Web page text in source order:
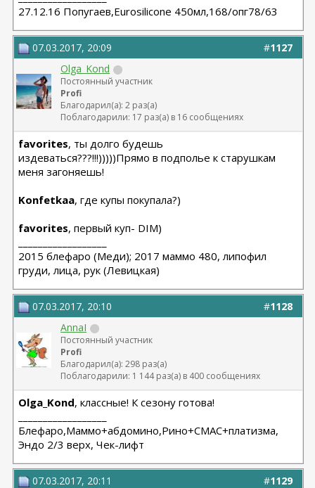
27.12.16 Попугаев,Eurosilicone 450мл,168/опг78/63
#1127
07.03.2017, 20:09
Olga_Kond
Постоянный участник
Profi
Благодарил(а): 2 раз(а)
Поблагодарили: 17 раз(а) в 16 сообщениях
favorites, ты долго будешь
издеваться???!!!)))))Прямо в подполье к старушкам
меня загоняешь!
Konfetkaa, где купы покупала?)
favorites, первый куп- DIM)
2015 блефаро (Меди); 2017 маммо 480, липофил
груди, лица, рук (Левицкая)
#1128
07.03.2017, 20:10
AnnaI
Постоянный участник
Profi
Благодарил(а): 298 раз(а)
Поблагодарили: 1 144 раз(а) в 400 сообщениях
Olga_Kond, классные! К сезону готова!
Блефаро,Маммо+абдомино,Рино+СМАС+платизма,
Эндо 2/3 верх, Чек-лифт
#1129
07.03.2017, 20:11